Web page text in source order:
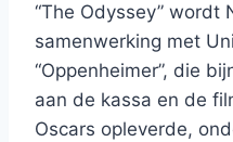
“The Odyssey” wordt
samenwerking met
“Oppenheimer”, die
aan de kassa en de
Oscars opleverde,